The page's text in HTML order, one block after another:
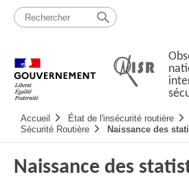
Passer
contenu
principale
Accueil État de l'insécurité routière
Sécurité Routière
Naissance des
Naissance des